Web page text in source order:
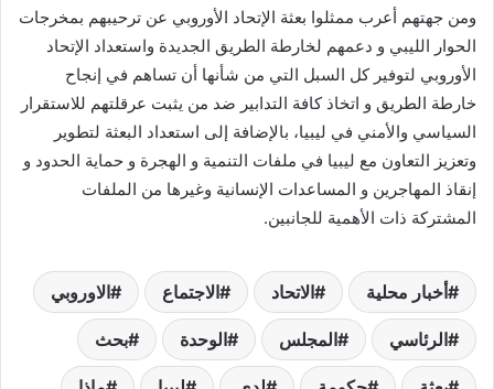
ومن جهتهم أعرب ممثلوا بعثة الإتحاد الأوروبي عن ترحيبهم بمخرجات
الحوار الليبي و دعمهم لخارطة الطريق الجديدة واستعداد الإتحاد
الأوروبي لتوفير كل السبل التي من شأنها أن تساهم في إنجاح
خارطة الطريق و اتخاذ كافة التدابير ضد من يثبت عرقلتهم للاستقرار
السياسي والأمني في ليبيا، بالإضافة إلى استعداد البعثة لتطوير
وتعزيز التعاون مع ليبيا في ملفات التنمية و الهجرة و حماية الحدود و
إنقاذ المهاجرين و المساعدات الإنسانية وغيرها من الملفات
المشتركة ذات الأهمية للجانبين.
أخبار محلية الاتحاد الاجتماع الاوروبي
الرئاسي المجلس الوحدة بحث